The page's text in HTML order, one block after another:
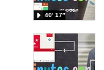
40′ 17″